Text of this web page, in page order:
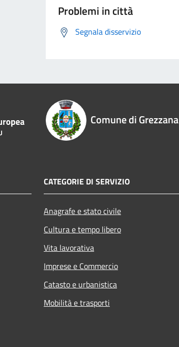
Problemi in città
Segnala disservizio
Comune di Grezzana
CATEGORIE DI SERVIZIO
Anagrafe e stato civile
Cultura e tempo libero
Vita lavorativa
Imprese e Commercio
Catasto e urbanistica
Mobilità e trasporti